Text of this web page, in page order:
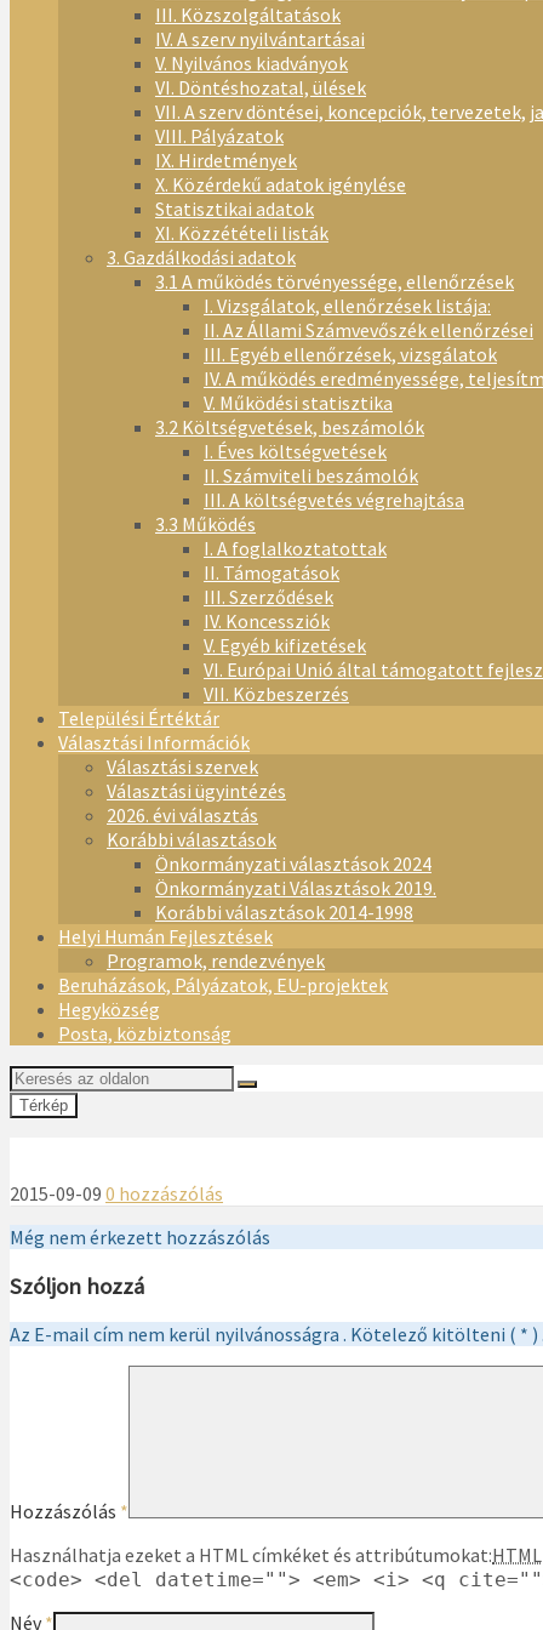
III. Közszolgáltatások
IV. A szerv nyilvántartásai
V. Nyilvános kiadványok
VI. Döntéshozatal, ülések
VII. A szerv döntései, koncepciók, tervezetek,
VIII. Pályázatok
IX. Hirdetmények
X. Közérdekű adatok igénylése
Statisztikai adatok
XI. Közzétételi listák
3. Gazdálkodási adatok
3.1 A működés törvényessége, ellenőrzések
I. Vizsgálatok, ellenőrzések listája:
II. Az Állami Számvevőszék ellenőrzései
III. Egyéb ellenőrzések, vizsgálatok
IV. A működés eredményessége,
V. Működési statisztika
3.2 Költségvetések, beszámolók
I. Éves költségvetések
II. Számviteli beszámolók
III. A költségvetés végrehajtása
3.3 Működés
I. A foglalkoztatottak
II. Támogatások
III. Szerződések
IV. Koncessziók
V. Egyéb kifizetések
VI. Európai Unió által támogatott
VII. Közbeszerzés
Települési Értéktár
Választási Információk
Választási szervek
Választási ügyintézés
2026. évi választás
Korábbi választások
Önkormányzati választások 2024
Önkormányzati Választások 2019.
Korábbi választások 2014-1998
Helyi Humán Fejlesztések
Programok, rendezvények
Beruházások, Pályázatok, EU-projektek
Hegyközség
Posta, közbiztonság
Térkép
2015-09-09 0 hozzászólás
Még nem érkezett hozzászólás
Szóljon hozzá
Az E-mail cím nem kerül nyilvánosságra . Kötelező kitölteni ( * ) .
Hozzászólás *
Használhatja ezeket a HTML címkéket és attribútumokat:HTML
<code> <del datetime=""> <em> <i> <q
Név*